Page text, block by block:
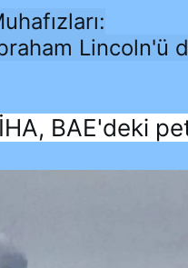
Lincoln'ü
BAE'deki